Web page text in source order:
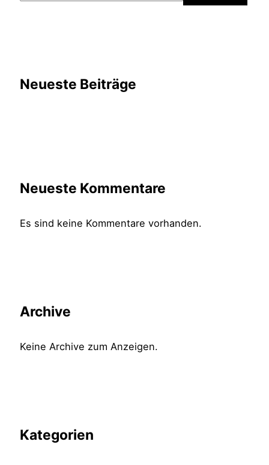
Neueste Beiträge
Neueste Kommentare
Es sind keine Kommentare vorhanden.
Archive
Keine Archive zum Anzeigen.
Kategorien